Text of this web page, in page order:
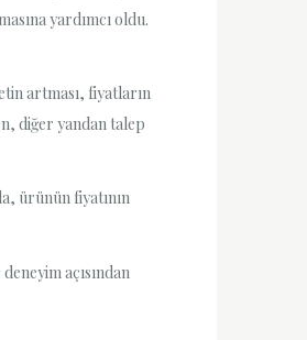
yardımcı oldu.
artması, fiyatların
diğer yandan talep
ürünün fiyatının
açısından